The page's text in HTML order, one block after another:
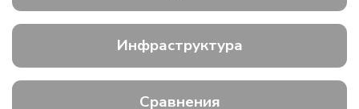
Инфраструктура
Сравнения